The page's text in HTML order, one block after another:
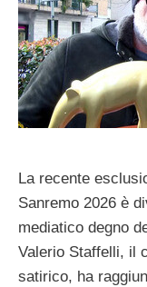
La recente
Sanremo 2026 è
mediatico degno
Valerio Staffelli, il
satirico, ha